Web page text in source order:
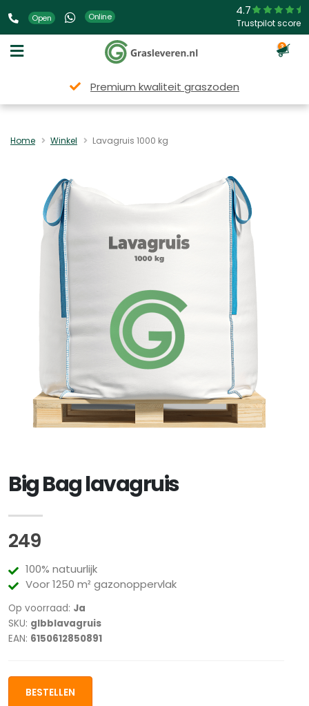
Open Online 4.7
Trustpilot score
3
Premium kwaliteit graszoden
Home Winkel Lavagruis 1000 kg
Big Bag lavagruis
249
100% natuurlijk
Voor 1250 m² gazonoppervlak
Op voorraad: Ja
SKU: glbblavagruis
EAN: 6150612850891
BESTELLEN